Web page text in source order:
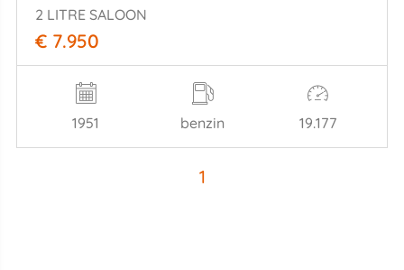
2 LITRE SALOON
€ 7.950
1951 benzin 19.177
1